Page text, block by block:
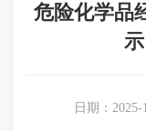
危险化学品
日期：2025-